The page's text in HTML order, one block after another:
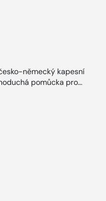
německý kapesní
pomůcka pro...